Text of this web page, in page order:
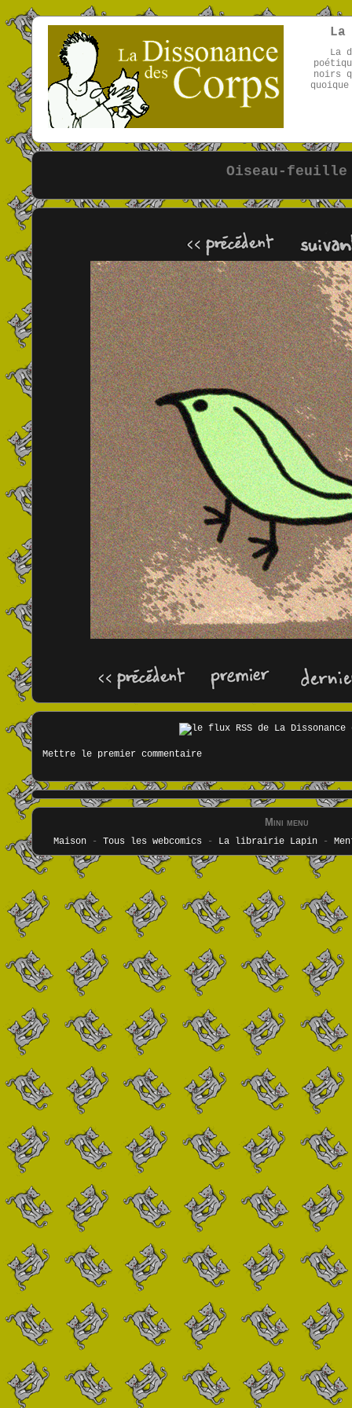
La
La
noirs
Oiseau-feuille
Mettre le premier commentaire
Mini menu
Maison- Tous les webcomics - La librairie Lapin-